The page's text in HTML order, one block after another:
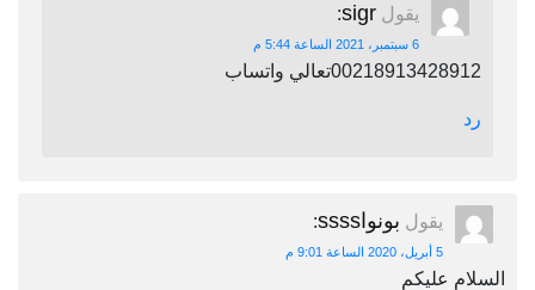
يقول sigr
:
6 سبتمبر، 2021 الساعة 5:44 م
00218913428912تعالي واتساب
رد
يقول بونواssss :
5 أبريل، 2020 الساعة 9:01 م
السلام عليكم